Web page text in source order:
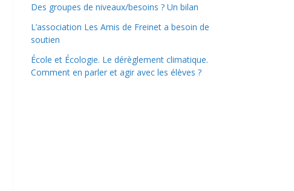
Des groupes de niveaux/besoins ? Un bilan
L’association Les Amis de Freinet a besoin de
soutien
École et Écologie. Le dérèglement climatique.
Comment en parler et agir avec les élèves ?